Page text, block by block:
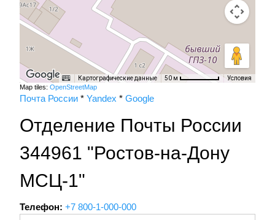
Картографические данные 50 м Условия
Map tiles: OpenStreetMap
Почта России * Yandex * Google
Отделение Почты России
344961 "Ростов-на-Дону
МСЦ-1"
Телефон: +7 800-1-000-000